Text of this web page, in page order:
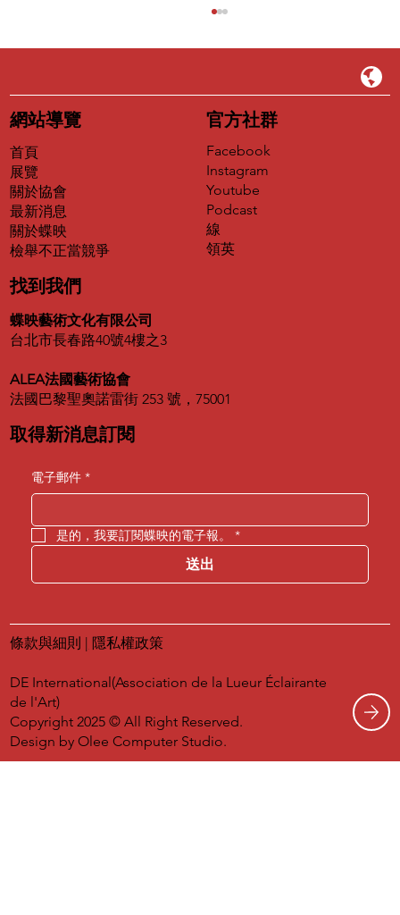
第二屆犬之日「潦草小狗出道計畫」得獎
名單正式揭曉
網站導覽
首頁
展覽
關於協會
最新消息
關於蝶映
​檢舉不正當競爭
官方社群
Facebook
Instagram
Youtube
Podcast
線
領英
找到我們
蝶映藝術文化有限公司
台北市長春路40號4樓之3
ALEA法國藝術協會
法國巴黎聖奧諾雷街 253 號，75001
取得新消息訂閱
電子郵件 *
是的，我要訂閱蝶映的電子報。 *
送出
條款與細則 | 隱私權政策
DE International(Association de la Lueur Éclairante
de l'Art)
Copyright 2025 © All Right Reserved.
Design byOlee Computer Studio.